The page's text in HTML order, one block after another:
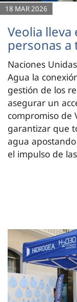
18 MAR 2026
Veolia lleva
personas a
Naciones
Agua la
gestión de los
asegurar un
compromiso de
garantizar que
agua
el impulso de